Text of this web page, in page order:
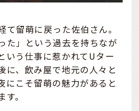
て留萌に戻った佐伯さん。
た」という過去を持ちなが
いう仕事に惹かれてUター
に、飲み屋で地元の人々と
にこそ留萌の魅力があると
。